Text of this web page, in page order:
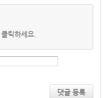
릭하세요.
댓글 등록